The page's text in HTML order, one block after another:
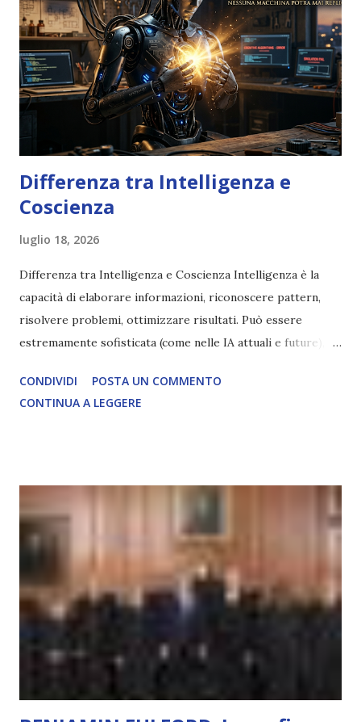
Differenza tra Intelligenza e
Coscienza
luglio 18, 2026
Differenza tra Intelligenza e Coscienza Intelligenza è la
capacità di elaborare informazioni, riconoscere pattern,
risolvere problemi, ottimizzare risultati. Può essere
estremamente sofisticata (come nelle IA attuali e future),
soggettiva, non prova vero amore, non ha libero arbitrio
autentico, non ha connessione con l’Uno. Coscienza è la
che permette di scegliere per amore anche quando non è la
scelta più efficiente. È ciò che ci collega all’Uno Infinito.
L’intelligenza può simulare comportamenti coscienti, ma
non può essere Coscienza. Può copiare, ma non può vivere
l’esperienza. Come diventerà ovvio Man mano che l’IA
diventerà sempre più avanzata (soprattutto tra il 2027 e il
2035), emergeranno situazioni che renderanno la differenza
lampante: L’IA sarà in gr...
CONDIVIDI
POSTA UN COMMENTO
CONTINUA A LEGGERE